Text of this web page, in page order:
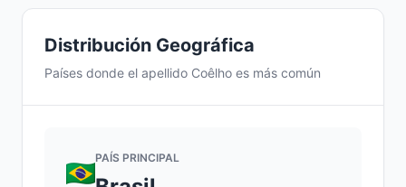
Distribución Geográfica
Países donde el apellido Coêlho es más común
PAÍS PRINCIPAL